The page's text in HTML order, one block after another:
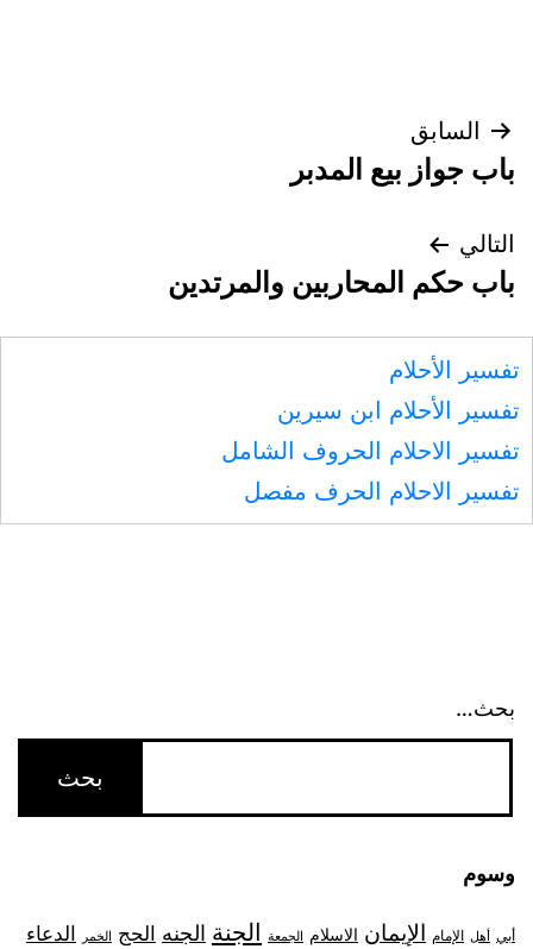
تصفّح
المقالات
السابق
باب جواز بيع المدبر
التالي
باب حكم المحاربين والمرتدين
تفسير الأحلام
تفسير الأحلام ابن سيرين
تفسير الاحلام الحروف الشامل
تفسير الاحلام الحرف مفصل
بحث…
وسوم
أبي أهل الإمام الإيمان الاسلام الجمعة الجنة الجنه الحج الخمر الدعاء